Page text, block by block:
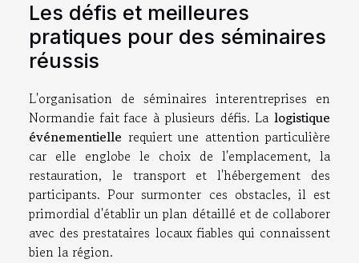
Les défis et meilleures
pratiques pour des séminaires
réussis
L'organisation de séminaires interentreprises en
Normandie fait face à plusieurs défis. La logistique
événementielle requiert une attention particulière
car elle englobe le choix de l'emplacement, la
restauration, le transport et l'hébergement des
participants. Pour surmonter ces obstacles, il est
primordial d'établir un plan détaillé et de collaborer
avec des prestataires locaux fiables qui connaissent
bien la région.